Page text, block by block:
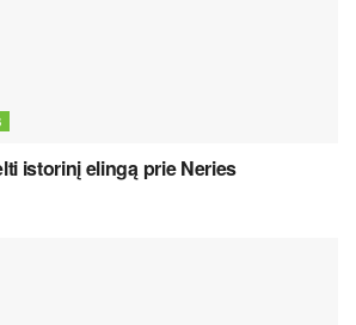
istorinį elingą prie Neries